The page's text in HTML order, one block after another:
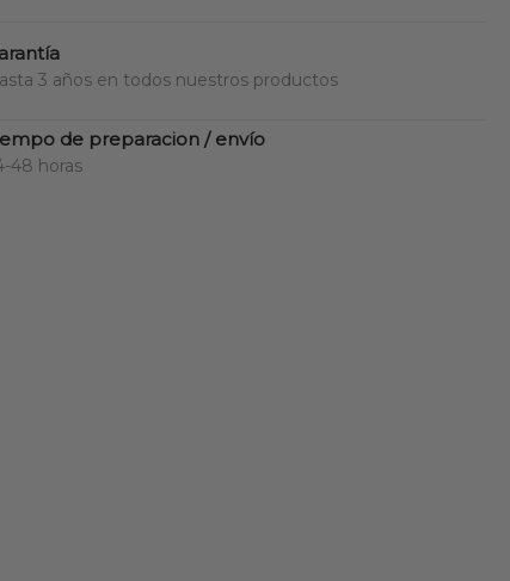
3 años en todos nuestros productos
de preparacion / envío
48 horas